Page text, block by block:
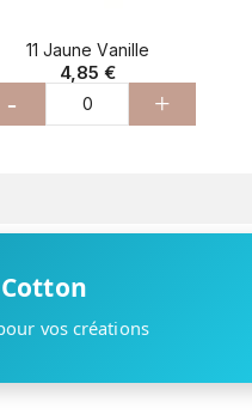
11 Jaune Vanille
4,85 €
- +
vos créations